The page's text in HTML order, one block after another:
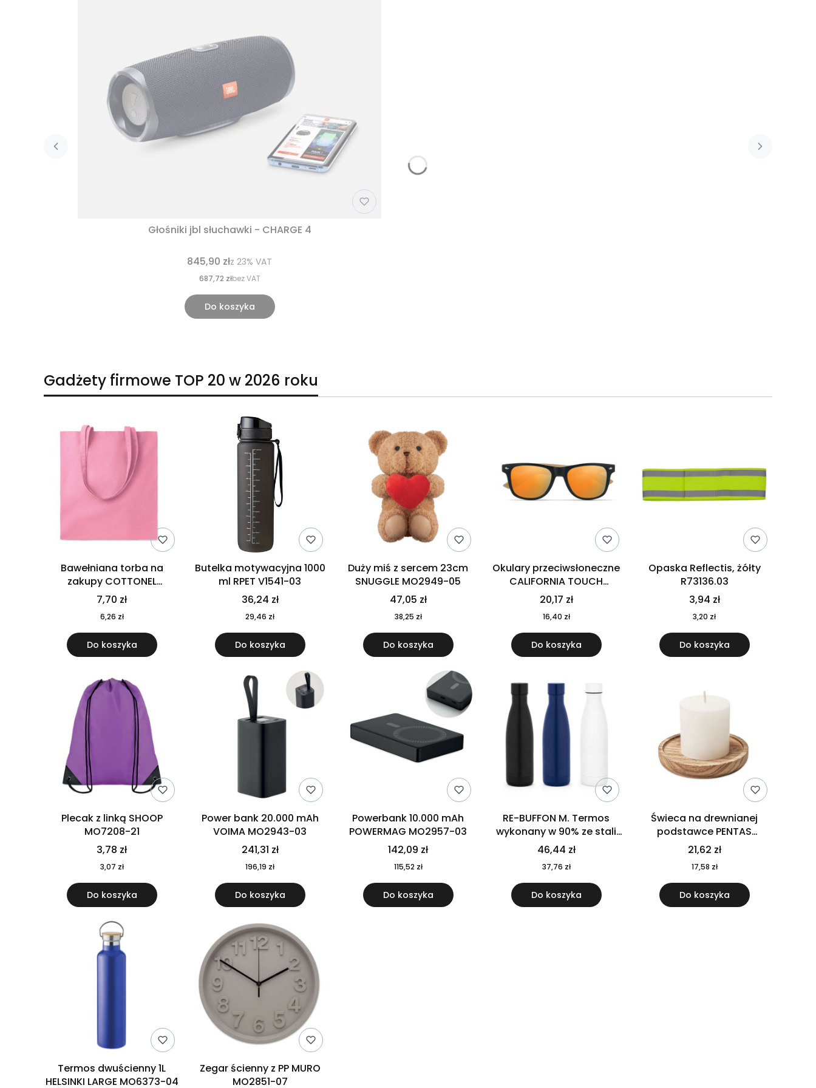
Głośniki jbl słuchawki - CHARGE 4
845,90 złz 23% VAT
687,72 złbez VAT
Do koszyka
Gadżety firmowe TOP 20 w 2026 roku
Bawełniana torba na
zakupy COTTONEL
COLOUR++ MO9846-11
7,70 zł
6,26 zł
Do koszyka
Butelka motywacyjna 1000
ml RPET V1541-03
36,24 zł
29,46 zł
Do koszyka
Duży miś z sercem 23cm
SNUGGLE MO2949-05
47,05 zł
38,25 zł
Do koszyka
Okulary przeciwsłoneczne
CALIFORNIA TOUCH
MO9617-10
20,17 zł
16,40 zł
Do koszyka
Opaska Reflectis, żółty
R73136.03
3,94 zł
3,20 zł
Do koszyka
Plecak z linką SHOOP
MO7208-21
3,78 zł
3,07 zł
Do koszyka
Power bank 20.000 mAh
VOIMA MO2943-03
241,31 zł
196,19 zł
Do koszyka
Powerbank 10.000 mAh
POWERMAG MO2957-03
142,09 zł
115,52 zł
Do koszyka
RE-BUFFON M. Termos
wykonany w 90% ze stali
nierdzewnej pochodzącej z
recyklingu 520 ml 94294
46,44 zł
37,76 zł
Do koszyka
Świeca na drewnianej
podstawce PENTAS
MO6282-40
21,62 zł
17,58 zł
Do koszyka
Termos dwuścienny 1L
HELSINKI LARGE MO6373-04
Zegar ścienny z PP MURO
MO2851-07